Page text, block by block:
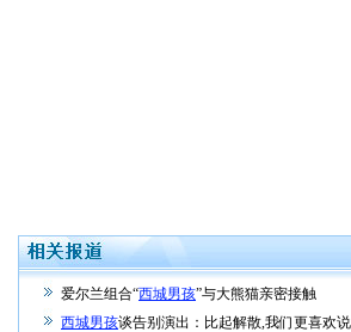
爱尔兰组合“西城男孩”与大熊猫亲密接触
西城男孩谈告别演出：比起解散,我们更喜欢